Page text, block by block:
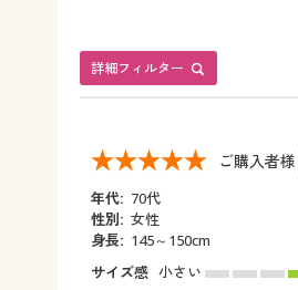
詳細フィルター
ご購入者様
年代: 70代
性別: 女性
身長: 145～150cm
サイズ感 小さい